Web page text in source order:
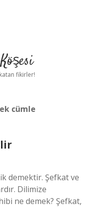
fikirler!
cümle
demektir. Şefkat ve
Dilimize
ne demek? Şefkat,